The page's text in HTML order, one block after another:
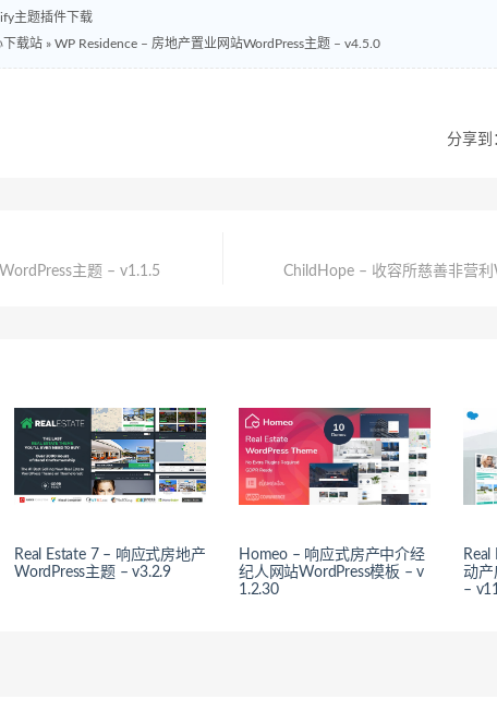
主题插件下载
下载站 » WP Residence – 房地产置业网站WordPress主题 – v4.5.0
分享到
主题 – v1.1.5
ChildHope – 收容所慈善非营
Real Estate 7 – 响应式房地产
WordPress主题 – v3.2.9
Homeo – 响应式房产中介经
纪人网站WordPress模板 – v
1.2.30
动产
–